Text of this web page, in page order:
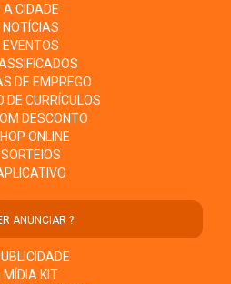
A CIDADE
NOTÍCIAS
EVENTOS
DE EMPREGO
DE CURRÍCULOS
DESCONTO
ONLINE
SORTEIOS
ANUNCIAR ?
MÍDIA KIT